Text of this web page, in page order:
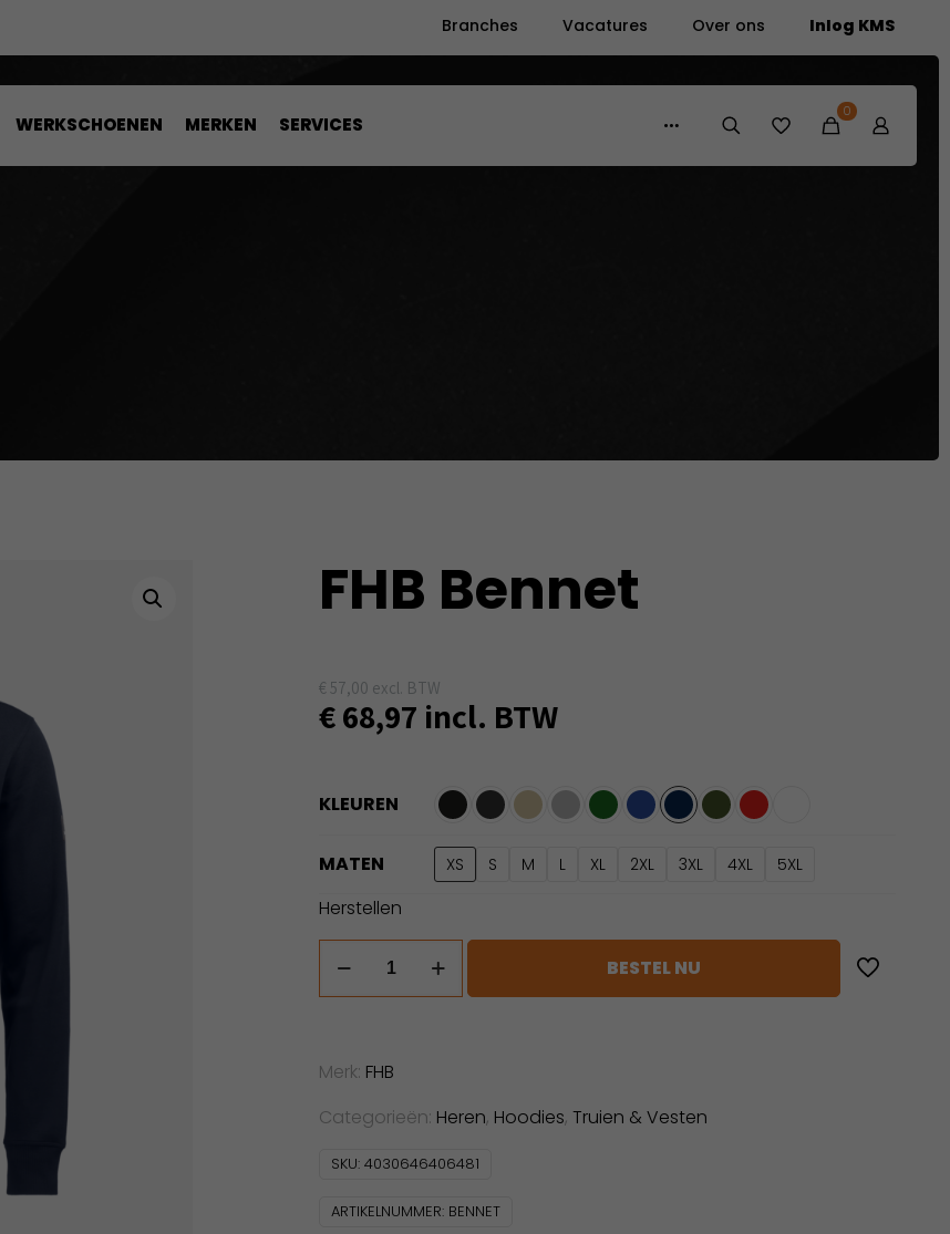
Branches Vacatures Over ons Inlog KMS
WERKSCHOENEN MERKEN SERVICES
0
FHB Bennet
€ 57,00 excl. BTW
€68,97 incl. BTW
KLEUREN
MATEN XS S M L XL 2XL 3XL 4XL 5XL
Herstellen
BESTEL NU
Merk: FHB
Categorieën: Heren, Hoodies, Truien & Vesten
SKU: 4030646406481
ARTIKELNUMMER: BENNET